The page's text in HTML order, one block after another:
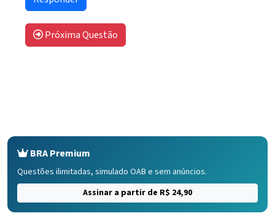
Próxima Questão
BRA Premium
Questões ilimitadas, simulado OAB e sem anúncios.
Assinar a partir de R$ 24,90